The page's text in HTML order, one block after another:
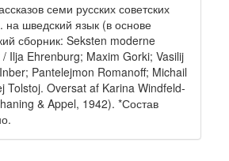
семи русских советских
на шведский язык (в основе
сборник: Seksten moderne
Ilja Ehrenburg; Maxim Gorki; Vasilij
Pantelejmon Romanoff; Michail
Tolstoj. Oversat af Karina Windfeld-
& Appel, 1942). *Состав